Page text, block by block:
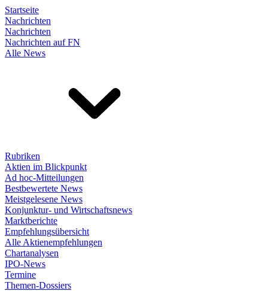
Startseite
Nachrichten
Nachrichten
Nachrichten auf FN
Alle News
Rubriken
Aktien im Blickpunkt
Ad hoc-Mitteilungen
Bestbewertete News
Meistgelesene News
Konjunktur- und Wirtschaftsnews
Marktberichte
Empfehlungsübersicht
Alle Aktienempfehlungen
Chartanalysen
IPO-News
Termine
Themen-Dossiers